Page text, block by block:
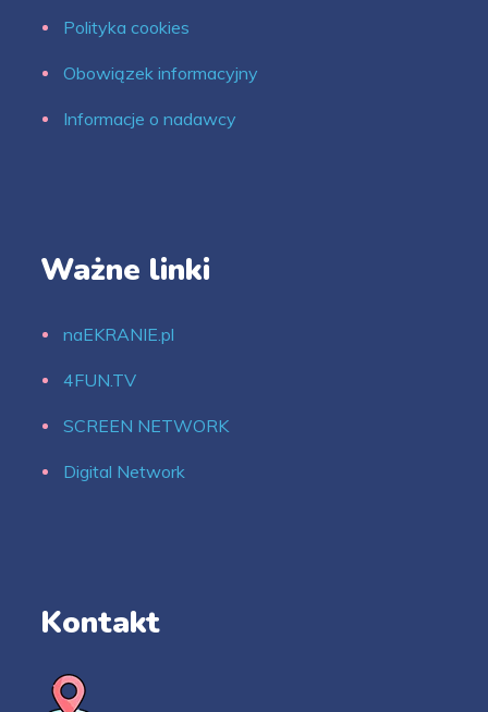
Polityka cookies
Obowiązek informacyjny
Informacje o nadawcy
Ważne linki
naEKRANIE.pl
4FUN.TV
SCREEN NETWORK
Digital Network
Kontakt